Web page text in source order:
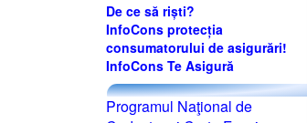
De ce să riști?
InfoCons protecția
consumatorului de asigurări!
InfoCons Te Asigură
Programul Naţional de